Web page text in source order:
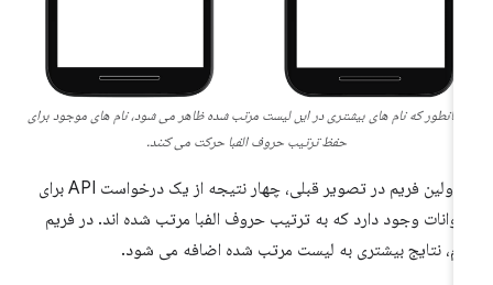
همانطور که نام های بیشتری در این لیست مرتب شده ظاهر می شود، نام های موجود برای
حفظ ترتیب حروف الفبا حرکت می کنند.
در اولین فریم در تصویر قبلی، چهار نتیجه از یک درخواست API برای
وجود دارد که به ترتیب حروف الفبا مرتب شده اند. در فریم
نتایج بیشتری به لیست مرتب شده اضافه می شود.